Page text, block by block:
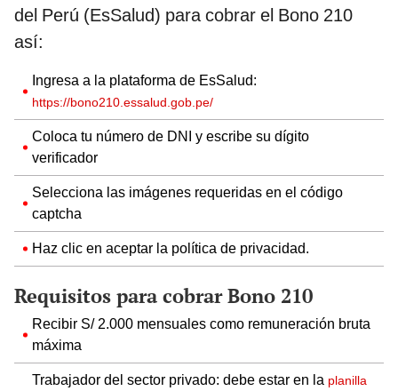
del Perú (EsSalud) para cobrar el Bono 210
así:
Ingresa a la plataforma de EsSalud:
https://bono210.essalud.gob.pe/
Coloca tu número de DNI y escribe su dígito
verificador
Selecciona las imágenes requeridas en el código
captcha
Haz clic en aceptar la política de privacidad.
Requisitos para cobrar Bono 210
Recibir S/ 2.000 mensuales como remuneración bruta
máxima
Trabajador del sector privado: debe estar en la planilla